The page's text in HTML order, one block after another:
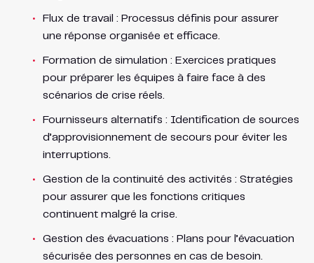
Flux de travail : Processus définis pour assurer
une réponse organisée et efficace.
Formation de simulation : Exercices pratiques
pour préparer les équipes à faire face à des
scénarios de crise réels.
Fournisseurs alternatifs : Identification de sources
d’approvisionnement de secours pour éviter les
interruptions.
Gestion de la continuité des activités : Stratégies
pour assurer que les fonctions critiques
continuent malgré la crise.
Gestion des évacuations : Plans pour l’évacuation
sécurisée des personnes en cas de besoin.